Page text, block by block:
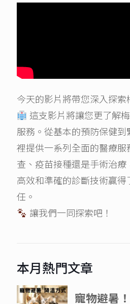
今天的影片將帶您深入探索
這支影片將讓您更了解
服務。從基本的預防保健
裡提供一系列全面的醫療
查、疫苗接種還是手術治
高效和準確的診斷技術贏
任。
讓我們一同探索吧！
本月熱門文章